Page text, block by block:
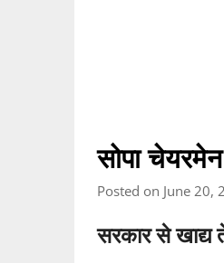
सोपा
Posted on June 20,
सरकार से